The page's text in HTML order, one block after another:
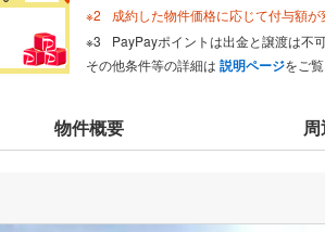
成約した物件価格に応じて付与額
PayPayポイントは出金と譲渡は不
その他条件等の詳細は 説明ページをご覧
物件概要